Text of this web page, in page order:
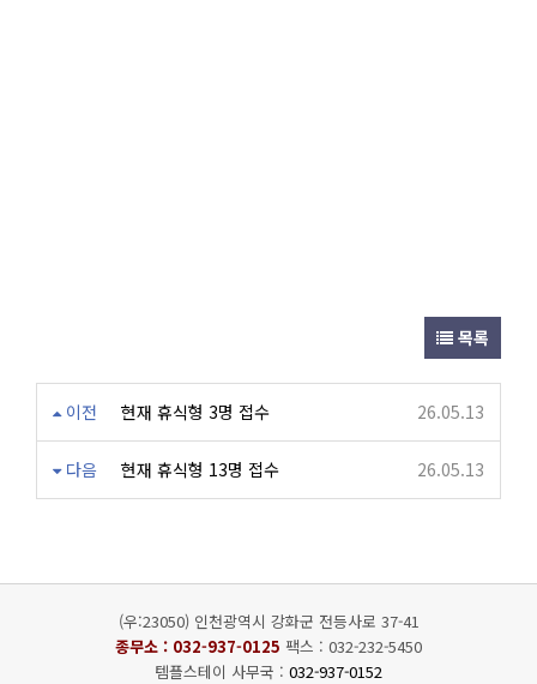
목록
이전 현재 휴식형 3명 접수 26.05.13
다음 현재 휴식형 13명 접수 26.05.13
(우:23050) 인천광역시 강화군 전등사로 37-41
종무소 : 032-937-0125 팩스 : 032-232-5450
템플스테이 사무국 : 032-937-0152